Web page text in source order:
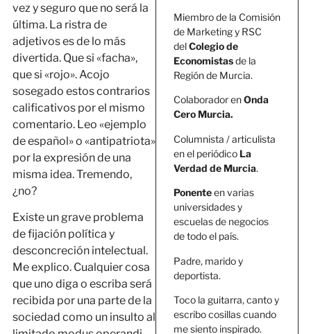
vez y seguro que no será la
última. La ristra de
adjetivos es de lo más
divertida. Que si «facha»,
que si «rojo». Acojo
sosegado estos contrarios
calificativos por el mismo
comentario. Leo «ejemplo
de español» o «antipatriota»
por la expresión de una
misma idea. Tremendo,
¿no?
Existe un grave problema
de fijación política y
desconcreción intelectual.
Me explico. Cualquier cosa
que uno diga o escriba será
recibida por una parte de la
sociedad como un insulto al
Miembro de la Comisión
de Marketing y RSC
delColegio de
Economistasde la
Región de Murcia.
Colaborador enOnda
Cero Murcia.
Columnista / articulista
en el periódico La
Verdad de Murcia.
Ponenteen varias
universidades y
escuelas de negocios
de todo el país.
Padre, marido y
deportista.
Toco la guitarra, canto y
escribo cosillas cuando
me siento inspirado.